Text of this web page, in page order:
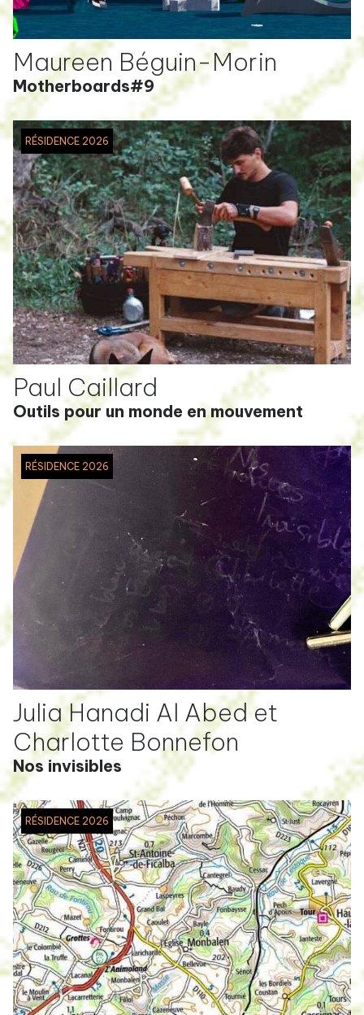
Maureen Béguin-Morin
Motherboards#9
RÉSIDENCE 2026
Paul Caillard
Outils pour un monde en mouvement
RÉSIDENCE 2026
Julia Hanadi Al Abed et
Charlotte Bonnefon
Nos invisibles
RÉSIDENCE 2026